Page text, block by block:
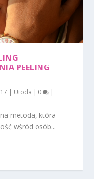
PEELING
| Uroda | 0 |
metoda, która
wśród osób...